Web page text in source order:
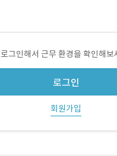
로그인해서 근무 환경을 확인해보
로그인
회원가입